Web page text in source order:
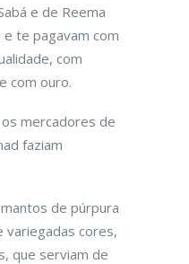
e de Reema
te pagavam com
com
com ouro.
mercadores de
faziam
de púrpura
variegadas cores,
que serviam de